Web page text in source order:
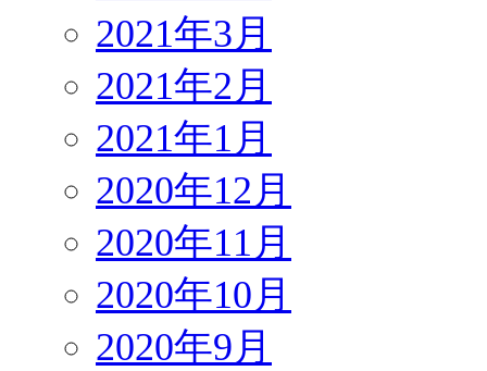
2021年3月
2021年2月
2021年1月
2020年12月
2020年11月
2020年10月
2020年9月